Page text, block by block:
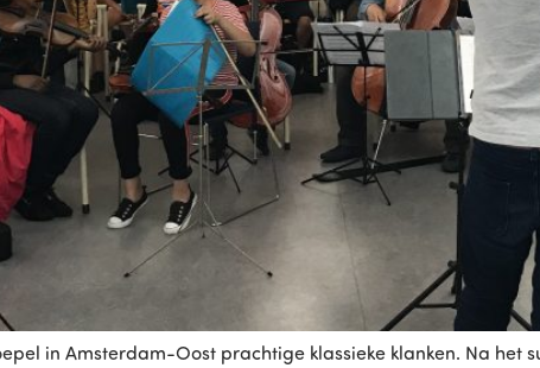
in Amsterdam-Oost prachtige klassieke klanken. Na